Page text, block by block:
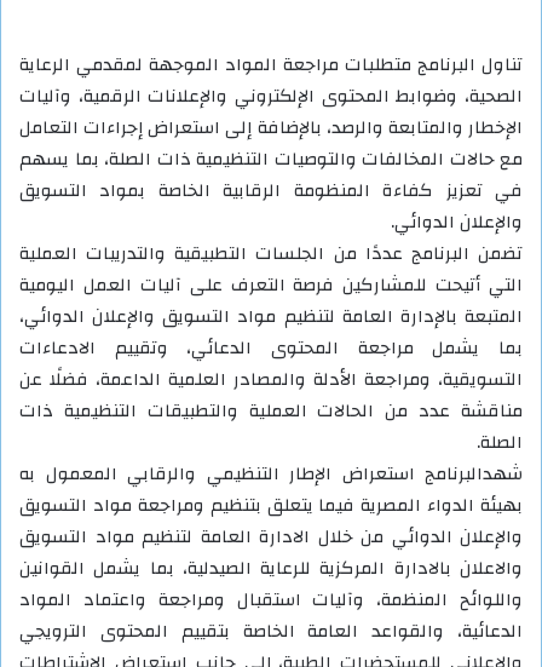
تناول البرنامج متطلبات مراجعة المواد الموجهة لمقدمي الرعاية
الصحية، وضوابط المحتوى الإلكتروني والإعلانات الرقمية، وآليات
الإخطار والمتابعة والرصد، بالإضافة إلى استعراض إجراءات التعامل
مع حالات المخالفات والتوصيات التنظيمية ذات الصلة، بما يسهم
في تعزيز كفاءة المنظومة الرقابية الخاصة بمواد التسويق
والإعلان الدوائي.
تضمن البرنامج عددًا من الجلسات التطبيقية والتدريبات العملية
التي أتيحت للمشاركين فرصة التعرف على آليات العمل اليومية
المتبعة بالإدارة العامة لتنظيم مواد التسويق والإعلان الدوائي،
بما يشمل مراجعة المحتوى الدعائي، وتقييم الادعاءات
التسويقية، ومراجعة الأدلة والمصادر العلمية الداعمة، فضلًا عن
مناقشة عدد من الحالات العملية والتطبيقات التنظيمية ذات
الصلة.
شهدالبرنامج استعراض الإطار التنظيمي والرقابي المعمول به
بهيئة الدواء المصرية فيما يتعلق بتنظيم ومراجعة مواد التسويق
والإعلان الدوائي من خلال الادارة العامة لتنظيم مواد التسويق
والاعلان بالادارة المركزية للرعاية الصيدلية، بما يشمل القوانين
واللوائح المنظمة، وآليات استقبال ومراجعة واعتماد المواد
الدعائية، والقواعد العامة الخاصة بتقييم المحتوى الترويجي